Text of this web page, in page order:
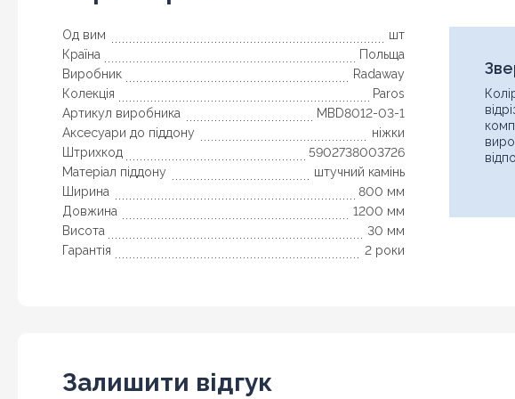
Од вим
шт
Країна
Польща
Виробник
Radaway
Колекція
Paros
Артикул виробника
MBD8012-03-1
Аксесуари до піддону
ніжки
Штрихкод
5902738003726
Матеріал піддону
штучний камінь
Ширина
800 мм
Довжина
1200 мм
Висота
30 мм
Гарантія
2 роки
Залишити відгук